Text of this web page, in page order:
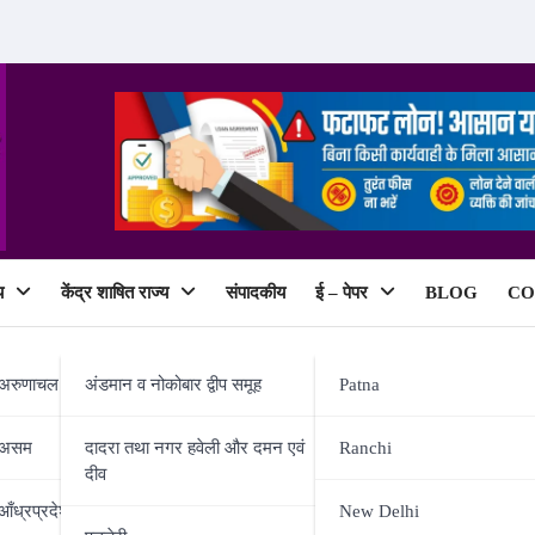
प्रदेश
केंद्र शाषित राज्य
अंडमान व नोकोबार द्वीप समूह
दादरा तथा नगर हवेली और दमन एवं
दीव
संपादकीय ई – पेपर
Patna
Ranchi
New Delhi
BLOG
देवगन, करीना कपूर और रोहित